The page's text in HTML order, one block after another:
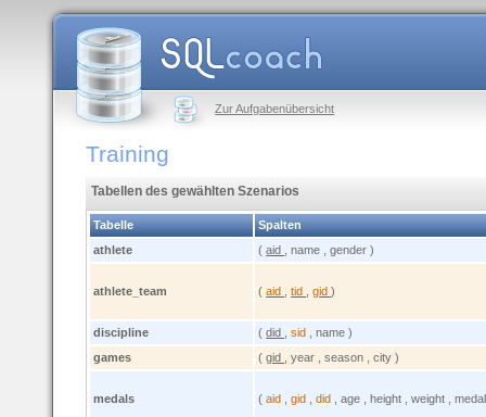
Zur Aufgabenübersicht
Training
Tabellen des gewählten Szenarios
Tabelle
Spalten
athlete
(aid , name , gender )
athlete_team (aid ,tid ,gid)
discipline (did ,sid
, name )
games
(gid , year , season , city )
medals (aid ,gid ,did , age , height , weight ,